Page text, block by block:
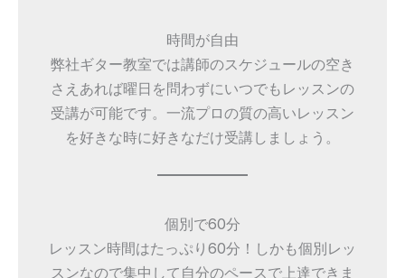
時間が自由
弊社ギター教室では講師のスケジュールの空き
さえあれば曜日を問わずにいつでもレッスンの
受講が可能です。一流プロの質の高いレッスン
を好きな時に好きなだけ受講しましょう。
個別で60分
レッスン時間はたっぷり60分！しかも個別レッ
スンなので集中して自分のペースで上達できま